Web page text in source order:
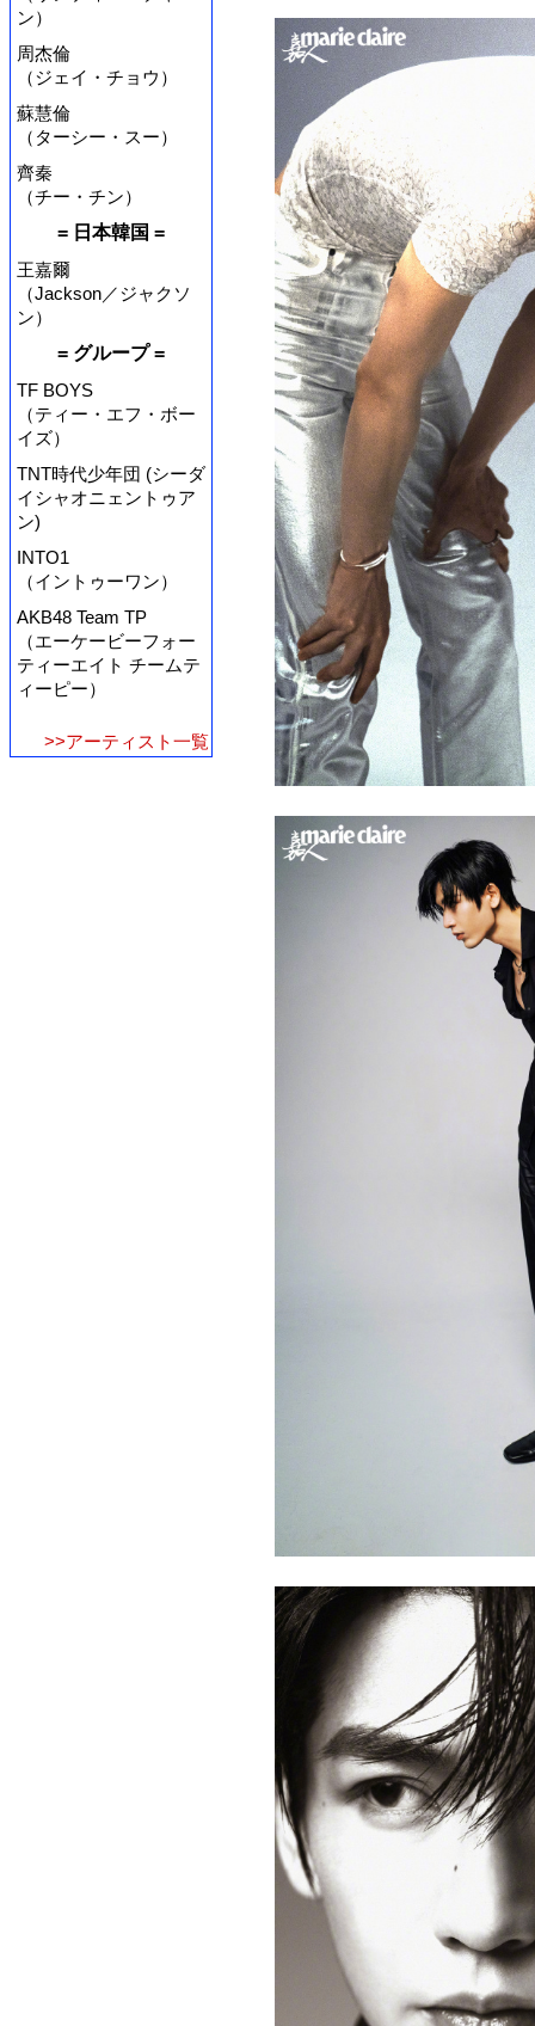
ン）
周杰倫
（ジェイ・チョウ）
蘇慧倫
（ターシー・スー）
齊秦
（チー・チン）
= 日本韓国 =
王嘉爾
（Jackson／ジャクソ
ン）
= グループ =
TF BOYS
（ティー・エフ・ボー
イズ）
TNT時代少年団 (シーダ
イシャオニェントゥア
ン)
INTO1
（イントゥーワン）
AKB48 Team TP
（エーケービーフォー
ティーエイト チームテ
ィーピー）
>>アーティスト一覧